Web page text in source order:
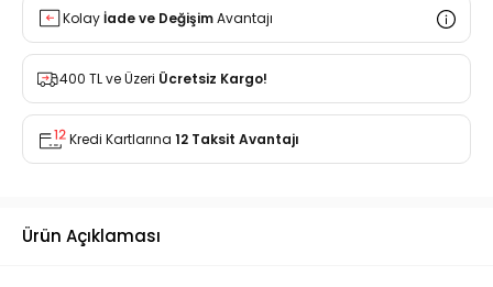
Kolayİade ve DeğişimAvantajı
400 TL ve Üzeri Ücretsiz Kargo!
Kredi Kartlarına 12 Taksit Avantajı
Ürün Açıklaması